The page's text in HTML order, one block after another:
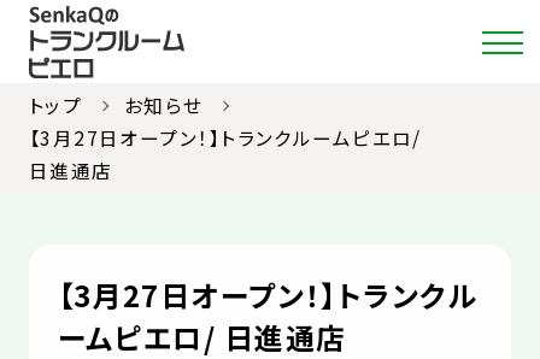
ご利用ガイド
トップ
お知らせ
【3月27日オープン！】トランクルームピエロ/
日進通店
【3月27日オープン！】トランクル
ームピエロ/ 日進通店